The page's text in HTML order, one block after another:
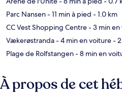
Parc Nansen- 11 min à pied - 1.0 km
CC Vest Shopping Centre- 3 min
Vækerøstranda- 4 min en voiture-
Plage de Rolfstangen- 8 min en
À propos de cet